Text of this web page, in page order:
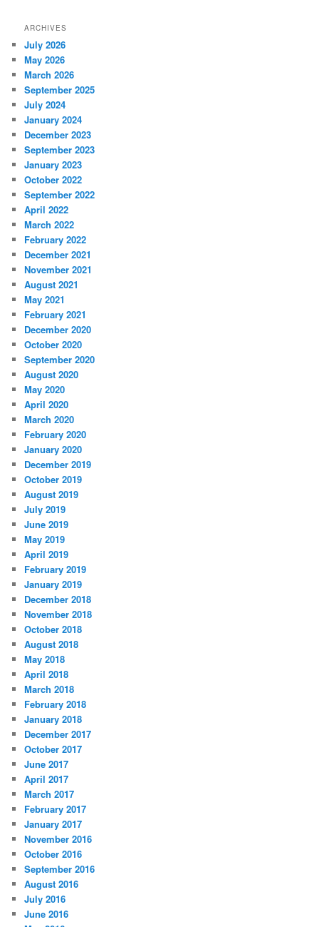
ARCHIVES
July 2026
May 2026
March 2026
September 2025
July 2024
January 2024
December 2023
September 2023
January 2023
October 2022
September 2022
April 2022
March 2022
February 2022
December 2021
November 2021
August 2021
May 2021
February 2021
December 2020
October 2020
September 2020
August 2020
May 2020
April 2020
March 2020
February 2020
January 2020
December 2019
October 2019
August 2019
July 2019
June 2019
May 2019
April 2019
February 2019
January 2019
December 2018
November 2018
October 2018
August 2018
May 2018
April 2018
March 2018
February 2018
January 2018
December 2017
October 2017
June 2017
April 2017
March 2017
February 2017
January 2017
November 2016
October 2016
September 2016
August 2016
July 2016
June 2016